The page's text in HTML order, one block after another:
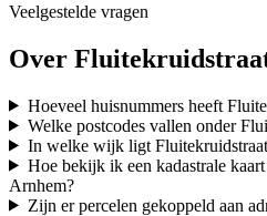
Veelgestelde vragen
Over
Hoeveel huisnummers heeft
Welke postcodes vallen onder
In welke wijk ligt
Hoe bekijk ik een kadastrale
Arnhem?
Zijn er percelen gekoppeld aan